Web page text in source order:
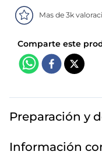
Mas de 3k
Preparación y
Información
10. pollo